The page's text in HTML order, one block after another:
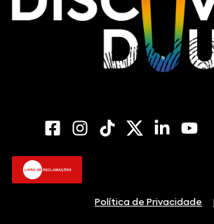
Política de Privacidade